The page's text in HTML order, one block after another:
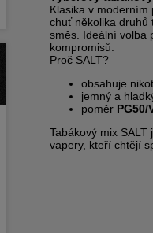
Klasika v moderním
chuť několika druhů
směs. Ideální volba
kompromisů.
Proč SALT?
obsahuje
jemný a
poměr PG50/
Tabákový mix
vapery, kteří chtějí